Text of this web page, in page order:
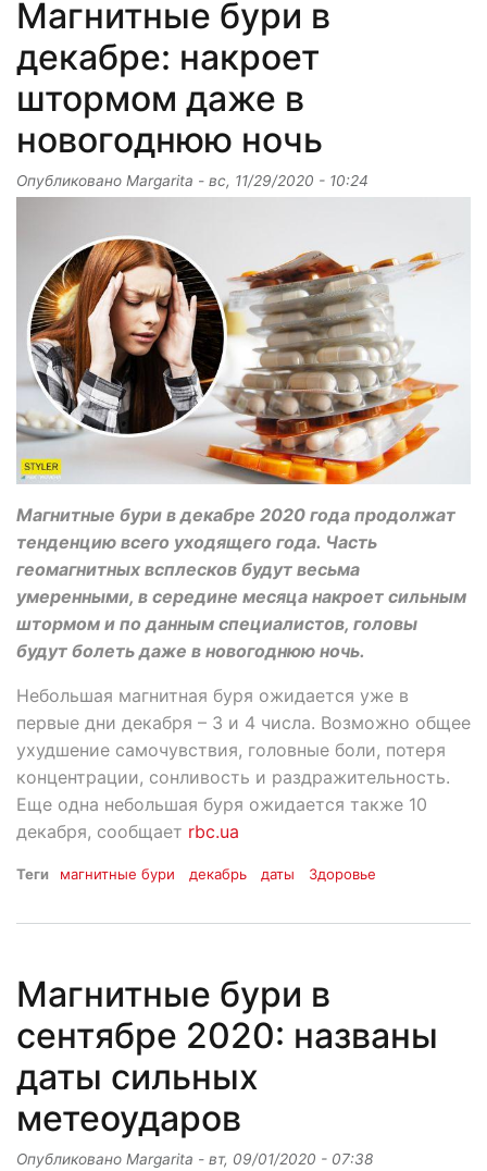
Магнитные бури в
декабре: накроет
штормом даже в
новогоднюю ночь
Опубликовано Margarita - вс, 11/29/2020 - 10:24
Магнитные бури в декабре 2020 года продолжат
тенденцию всего уходящего года. Часть
геомагнитных всплесков будут весьма
умеренными, в середине месяца накроет сильным
штормом и по данным специалистов, головы
будут болеть даже в новогоднюю ночь.
Небольшая магнитная буря ожидается уже в
первые дни декабря – 3 и 4 числа. Возможно общее
ухудшение самочувствия, головные боли, потеря
концентрации, сонливость и раздражительность.
Еще одна небольшая буря ожидается также 10
декабря, сообщает rbc.ua
Теги магнитные бури декабрь даты Здоровье
Магнитные бури в
сентябре 2020: названы
даты сильных
метеоударов
Опубликовано Margarita - вт, 09/01/2020 - 07:38